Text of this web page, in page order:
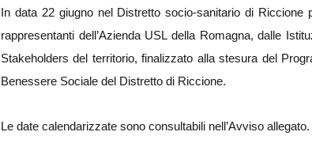
In data 22 giugno nel Distretto socio-sanitario di
rappresentanti dell’Azienda USL della Romagna, dalle
Stakeholders del territorio, finalizzato alla stesura del
Benessere Sociale del Distretto di Riccione.
Le date calendarizzate sono consultabili nell’Avviso allegato.